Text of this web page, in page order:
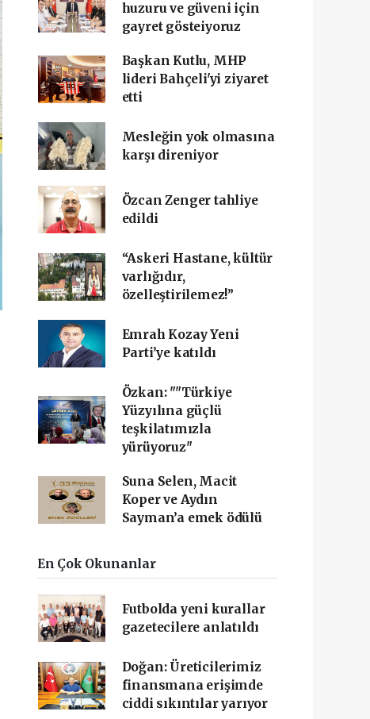
huzuru ve güveni için
gayret gösteiyoruz
Başkan Kutlu, MHP
lideri Bahçeli'yi ziyaret
etti
Mesleğin yok olmasına
karşı direniyor
Özcan Zenger tahliye
edildi
“Askeri Hastane, kültür
varlığıdır,
özelleştirilemez!”
Emrah Kozay Yeni
Parti’ye katıldı
Özkan: ""Türkiye
Yüzyılına güçlü
teşkilatımızla
yürüyoruz"
Suna Selen, Macit
Koper ve Aydın
Sayman’a emek ödülü
En Çok Okunanlar
Futbolda yeni kurallar
gazetecilere anlatıldı
Doğan: Üreticilerimiz
finansmana erişimde
ciddi sıkıntılar yarıyor